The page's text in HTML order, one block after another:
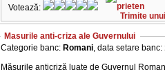
Votează:
Trimite
Masurile anti-criza ale Guvernului
Categorie banc: Romani, data setare banc:
Măsurile anticriză luate de Guvernul